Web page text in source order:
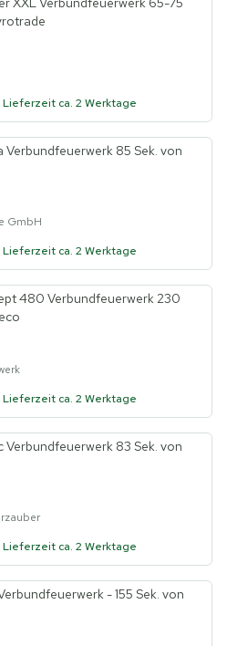
Lieferzeit ca. 2 Werktage
Verbundfeuerwerk 85 Sek. von
GmbH
Lieferzeit ca. 2 Werktage
480 Verbundfeuerwerk 230
Lieferzeit ca. 2 Werktage
Verbundfeuerwerk 83 Sek. von
Lieferzeit ca. 2 Werktage
- 155 Sek. von